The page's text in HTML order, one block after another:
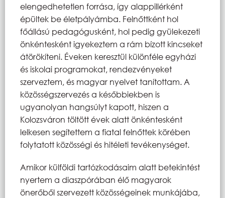
elengedhetetlen forrása, így alappillérként
épültek be életpályámba. Felnőttként hol
főállású pedagógusként, hol pedig gyülekezeti
önkéntesként igyekeztem a rám bízott kincseket
átörökíteni. Éveken keresztül különféle egyházi
és iskolai programokat, rendezvényeket
szerveztem, és magyar nyelvet tanítottam. A
közösségszervezés a későbbiekben is
ugyanolyan hangsúlyt kapott, hiszen a
Kolozsváron töltött évek alatt önkéntesként
lelkesen segítettem a fiatal felnőttek körében
folytatott közösségi és hitéleti tevékenységet.
Amikor külföldi tartózkodásaim alatt betekintést
nyertem a diaszpórában élő magyarok
önerőből szervezett közösségeinek munkájába,